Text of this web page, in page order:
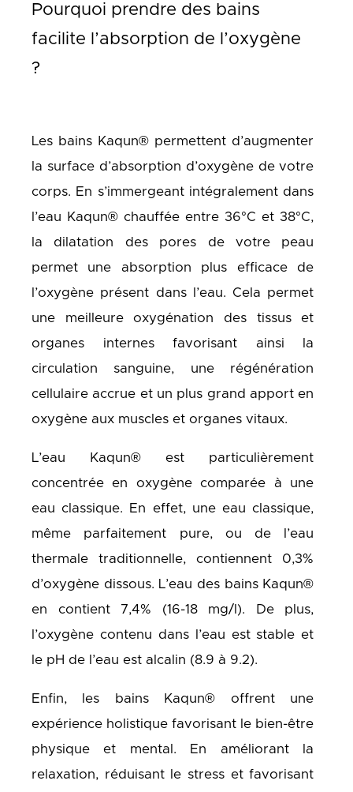
Pourquoi prendre des bains
facilite l’absorption de l’oxygène
?
Les bains Kaqun® permettent d’augmenter
la surface d’absorption d’oxygène de votre
corps. En s’immergeant intégralement dans
l’eau Kaqun® chauffée entre 36°C et 38°C,
la dilatation des pores de votre peau
permet une absorption plus efficace de
l’oxygène présent dans l’eau. Cela permet
une meilleure oxygénation des tissus et
organes internes favorisant ainsi la
circulation sanguine, une régénération
cellulaire accrue et un plus grand apport en
oxygène aux muscles et organes vitaux.
L’eau Kaqun® est particulièrement
concentrée en oxygène comparée à une
eau classique. En effet, une eau classique,
même parfaitement pure, ou de l’eau
thermale traditionnelle, contiennent 0,3%
d’oxygène dissous. L’eau des bains Kaqun®
en contient 7,4% (16-18 mg/l). De plus,
l’oxygène contenu dans l’eau est stable et
le pH de l’eau est alcalin (8.9 à 9.2).
Enfin, les bains Kaqun® offrent une
expérience holistique favorisant le bien-être
physique et mental. En améliorant la
relaxation, réduisant le stress et favorisant